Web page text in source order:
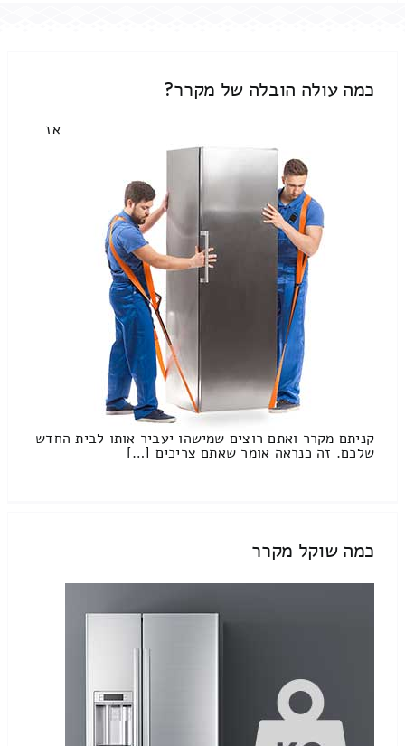
כמה עולה הובלה של מקרר?
אז
קניתם מקרר ואתם רוצים שמישהו יעביר אותו לבית החדש
שלכם. זה כנראה אומר שאתם צריכים […]
כמה שוקל מקרר